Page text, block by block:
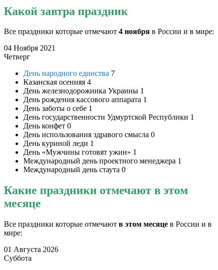
Какой завтра праздник
Все праздники которые отмечают 4 ноября в России и в мире:
04 Ноября 2021
Четверг
День народного единства 7
Казанская осенняя 4
День железнодорожника Украины 1
День рождения кассового аппарата 1
День заботы о себе 1
День государственности Удмуртской Республики 1
День конфет 0
День использования здравого смысла 0
День куриной леди 1
День «Мужчины готовят ужин» 1
Международный день проектного менеджера 1
Международный день стаута 0
Какие праздники отмечают в этом
месяце
Все праздники которые отмечают в этом месяце в России и в
мире:
01 Августа 2026
Суббота